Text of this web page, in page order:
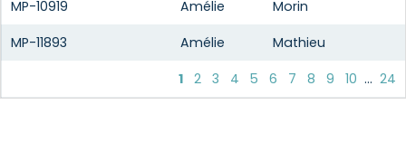
MP-10919
Amélie
Morin
MP-11893
Amélie
Mathieu
1 2 3 4 5 6 7 8 9 10 ... 24